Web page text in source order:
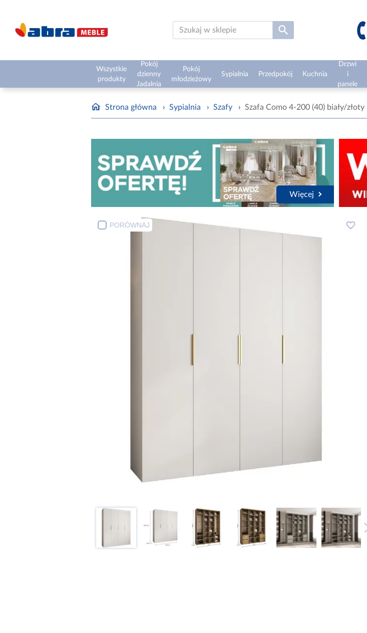
Wszystkie
produkty
Pokój
dzienny
Jadalnia
Pokój
młodzieżowy
Sypialnia Przedpokój Kuchnia
Drzwi
i
panele
Strona główna › Sypialnia › Szafy › Szafa Como 4-200 (40) biały/złoty
Więcej
PORÓWNAJ